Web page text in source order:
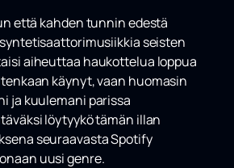
että kahden tunnin edestä
seisten
aiheuttaa haukottelua loppua
käynyt, vaan huomasin
ja kuulemani parissa
löytyykö tämän illan
seuraavasta Spotify
uusi genre.